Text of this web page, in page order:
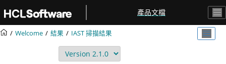
產品文檔
Welcome 結果 IAST 掃描結果